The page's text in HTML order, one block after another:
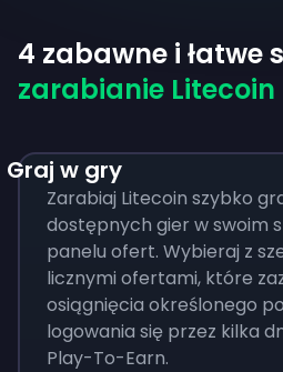
4 zabawne i łatwe
zarabianie Litecoin
Graj w gry
Zarabiaj Litecoin szybko
dostępnych gier w swoim
panelu ofert. Wybieraj z
licznymi ofertami, które
osiągnięcia określonego
logowania się przez kilka
Play-To-Earn.